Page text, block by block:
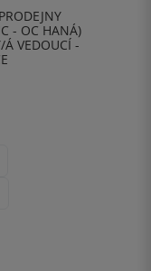
- OC HANÁ)
Á VEDOUCÍ -